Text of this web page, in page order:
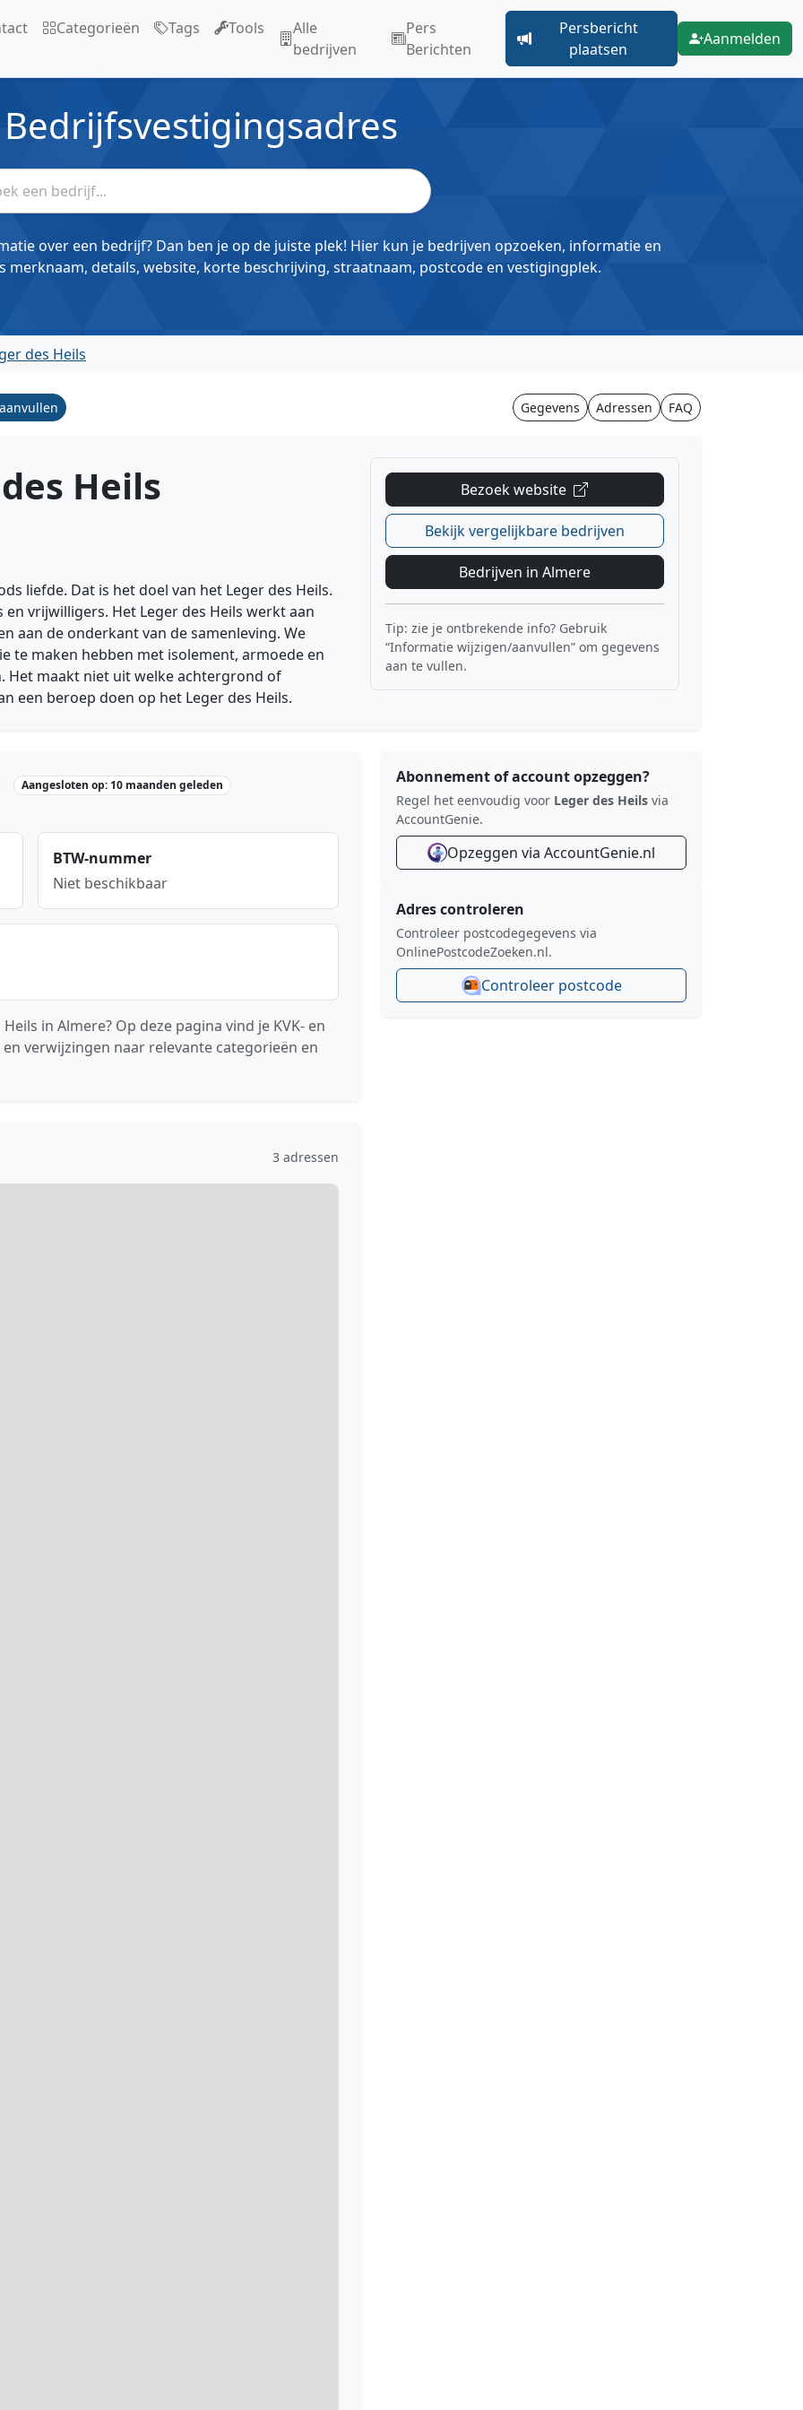
Categorieën Tags Tools
Alle
bedrijven
Pers
Berichten
Persbericht
plaatsen
Aanmelden
Bedrijfsvestigingsadres
over een bedrijf? Dan ben je op de juiste plek! Hier kun je bedrijven opzoeken, informatie en
merknaam, details, website, korte beschrijving, straatnaam, postcode en vestigingplek.
des Heils
Gegevens Adressen FAQ
Heils
liefde. Dat is het doel van het Leger des Heils.
vrijwilligers. Het Leger des Heils werkt aan
aan de onderkant van de samenleving. We
te maken hebben met isolement, armoede en
Het maakt niet uit welke achtergrond of
een beroep doen op het Leger des Heils.
Bezoek website
Bekijk vergelijkbare bedrijven
Bedrijven in Almere
Tip: zie je ontbrekende info? Gebruik
“Informatie wijzigen/aanvullen” om gegevens
aan te vullen.
Aangesloten op: 10 maanden geleden
BTW-nummer
Niet beschikbaar
in Almere? Op deze pagina vind je KVK- en
verwijzingen naar relevante categorieën en
3 adressen
Abonnement of account opzeggen?
Regel het eenvoudig voor Leger des Heils via
AccountGenie.
Opzeggen via AccountGenie.nl
Adres controleren
Controleer postcodegegevens via
OnlinePostcodeZoeken.nl.
Controleer postcode